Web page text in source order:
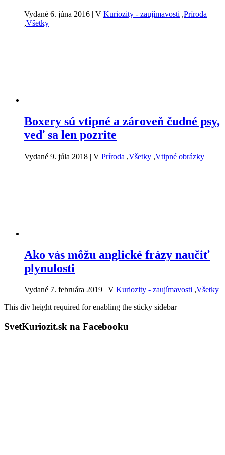
Vydané 6. júna 2016 | V Kuriozity - zaujímavosti ,Príroda
,Všetky
Boxery sú vtipné a zároveň čudné psy,
veď sa len pozrite
Vydané 9. júla 2018 | V Príroda ,Všetky ,Vtipné obrázky
Ako vás môžu anglické frázy naučiť
plynulosti
Vydané 7. februára 2019 | V Kuriozity - zaujímavosti ,Všetky
This div height required for enabling the sticky sidebar
SvetKuriozit.sk na Facebooku